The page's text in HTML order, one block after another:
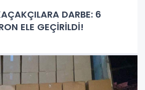
DARBE: 6
ELE GEÇİRİLDİ!